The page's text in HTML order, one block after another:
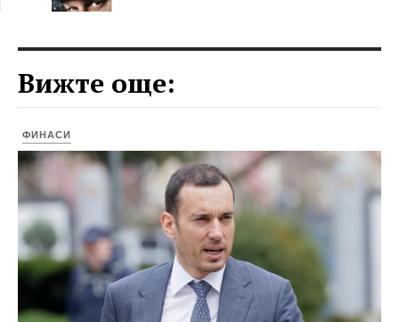
Вижте още:
ФИНАСИ